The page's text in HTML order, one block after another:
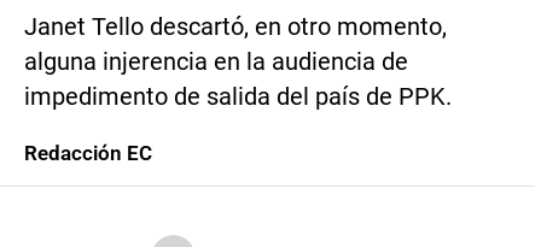
Janet Tello descartó, en otro momento,
alguna injerencia en la audiencia de
impedimento de salida del país de PPK.
Redacción EC